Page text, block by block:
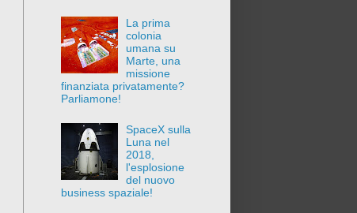
La prima
colonia
umana su
Marte, una
missione
finanziata privatamente?
Parliamone!
SpaceX sulla
Luna nel
2018,
l'esplosione
del nuovo
business spaziale!